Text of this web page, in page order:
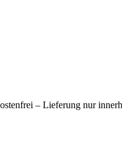
– Lieferung nur